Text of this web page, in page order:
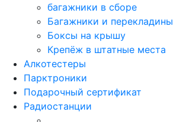
багажники в сборе
Багажники и перекладины
Боксы на крышу
Крепёж в штатные места
Алкотестеры
Парктроники
Подарочный сертификат
Радиостанции